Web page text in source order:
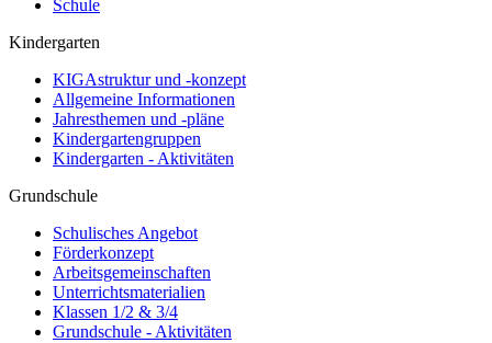
Schule
Kindergarten
KIGAstruktur und -konzept
Allgemeine Informationen
Jahresthemen und -pläne
Kindergartengruppen
Kindergarten - Aktivitäten
Grundschule
Schulisches Angebot
Förderkonzept
Arbeitsgemeinschaften
Unterrichtsmaterialien
Klassen 1/2 & 3/4
Grundschule - Aktivitäten